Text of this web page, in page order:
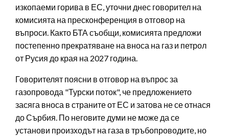
изкопаеми горива в ЕС, уточни днес говорител на
комисията на пресконференция в отговор на
въпроси. Както БТА съобщи, комисията предложи
постепенно прекратяване на вноса на газ и петрол
от Русия до края на 2027 година.
Говорителят поясни в отговор на въпрос за
газопровода "Турски поток", че предложението
засяга вноса в страните от ЕС и затова не се отнася
до Сърбия. По неговите думи не може да се
установи произходът на газа в тръбопроводите, но